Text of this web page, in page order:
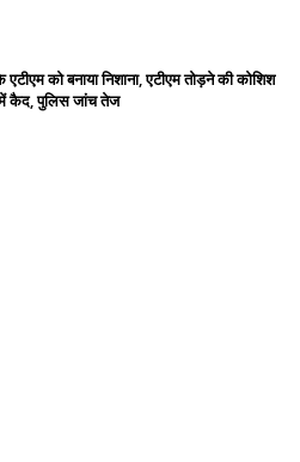
को बनाया निशाना, एटीएम तोड़ने की कोशिश
कैद, पुलिस जांच तेज